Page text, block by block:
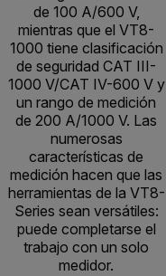
de 100 A/600 V,
mientras que el VT8-
1000 tiene clasificación
de seguridad CAT III-
1000 V/CAT IV-600 V y
un rango de medición
de 200 A/1000 V. Las
numerosas
características de
medición hacen que las
herramientas de la VT8-
Series sean versátiles:
puede completarse el
trabajo con un solo
medidor.